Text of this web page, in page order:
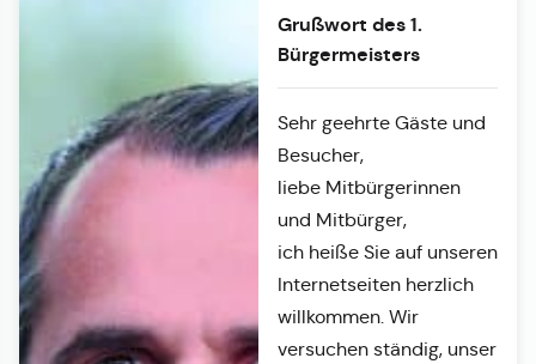
Grußwort des 1.
Bürgermeisters
Sehr geehrte Gäste und
Besucher,
liebe Mitbürgerinnen
und Mitbürger,
ich heiße Sie auf unseren
Internetseiten herzlich
willkommen. Wir
versuchen ständig, unser